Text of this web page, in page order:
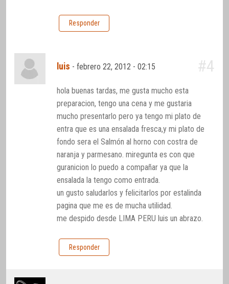
Responder
luis -febrero 22, 2012 - 02:15 #4
hola buenas tardas, me gusta mucho esta
preparacion, tengo una cena y me gustaria
mucho presentarlo pero ya tengo mi plato de
entra que es una ensalada fresca,y mi plato de
fondo sera el Salmón al horno con costra de
naranja y parmesano. miregunta es con que
guranicion lo puedo a compañar ya que la
ensalada la tengo como entrada.
un gusto saludarlos y felicitarlos por estalinda
pagina que me es de mucha utilidad.
me despido desde LIMA PERU luis un abrazo.
Responder